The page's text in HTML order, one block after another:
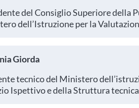
del Consiglio Superiore della
dell’Istruzione per la
Giorda
tecnico del Ministero
Ispettivo e della Struttura